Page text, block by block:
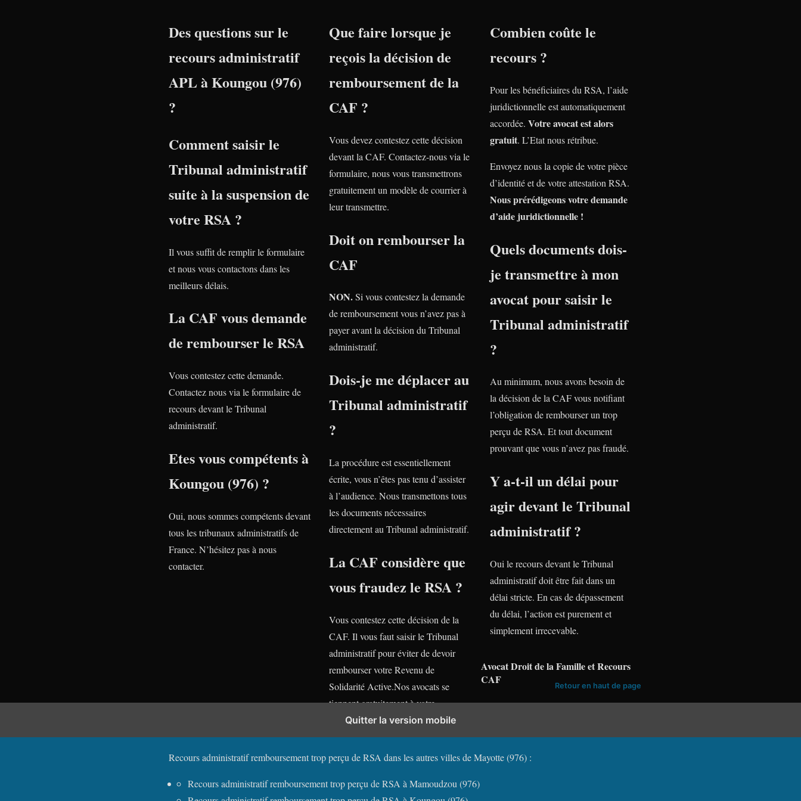
Des questions sur le
recours administratif
APL à Koungou (976)
?
Comment saisir le
Tribunal administratif
suite à la suspension de
votre RSA ?
Il vous suffit de remplir le formulaire
et nous vous contactons dans les
meilleurs délais.
La CAF vous demande
de rembourser le RSA
Vous contestez cette demande.
Contactez nous via le formulaire de
recours devant le Tribunal
administratif.
Etes vous compétents à
Koungou (976) ?
Oui, nous sommes compétents devant
tous les tribunaux administratifs de
France. N’hésitez pas à nous
contacter.
Que faire lorsque je
reçois la décision de
remboursement de la
CAF ?
Vous devez contestez cette décision
devant la CAF. Contactez-nous via le
formulaire, nous vous transmettrons
gratuitement un modèle de courrier à
leur transmettre.
Doit on rembourser la
CAF
NON.Si vous contestez la demande
de remboursement vous n’avez pas à
payer avant la décision du Tribunal
administratif.
Dois-je me déplacer au
Tribunal administratif
?
La procédure est essentiellement
écrite, vous n’êtes pas tenu d’assister
à l’audience. Nous transmettons tous
les documents nécessaires
directement au Tribunal administratif.
La CAF considère que
vous fraudez le RSA ?
Vous contestez cette décision de la
CAF. Il vous faut saisir le Tribunal
administratif pour éviter de devoir
rembourser votre Revenu de
Solidarité Active.Nos avocats se
tiennent gratuitement à votre
disposition.
Combien coûte le
recours ?
Pour les bénéficiaires du RSA, l’aide
juridictionnelle est automatiquement
accordée. Votre avocat est alors
gratuit. L’Etat nous rétribue.
Envoyez nous la copie de votre pièce
d’identité et de votre attestation RSA.
Nous prérédigeons votre demande
d’aide juridictionnelle !
Quels documents dois-
je transmettre à mon
avocat pour saisir le
Tribunal administratif
?
Au minimum, nous avons besoin de
la décision de la CAF vous notifiant
l’obligation de rembourser un trop
perçu de RSA. Et tout document
prouvant que vous n’avez pas fraudé.
Y a-t-il un délai pour
agir devant le Tribunal
administratif ?
Oui le recours devant le Tribunal
administratif doit être fait dans un
délai stricte. En cas de dépassement
du délai, l’action est purement et
simplement irrecevable.
Recours administratif remboursement trop perçu de RSA dans les autres villes de Mayotte (976) :
Recours administratif remboursement trop perçu de RSA à Mamoudzou (976)
Avocat Droit de la Famille et Recours
CAF
Retour en haut de page
Quitter la version mobile